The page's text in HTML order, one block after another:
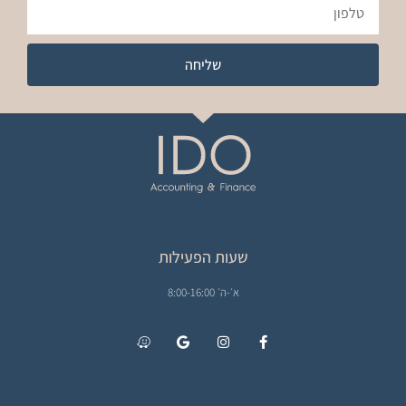
שליחה
שעות הפעילות
א׳-ה׳ 8:00-16:00